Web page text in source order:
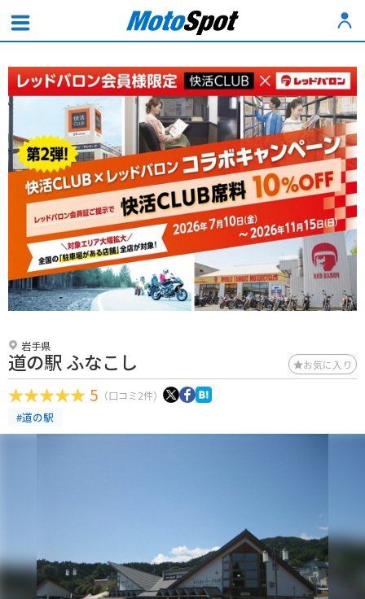
岩手県
道の駅 ふなこし お気に入り
5 （口コミ2件）
#道の駅